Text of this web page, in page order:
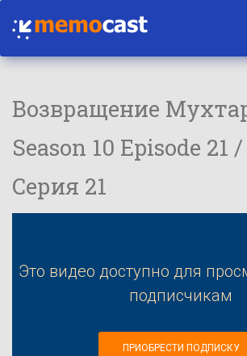
Возвращение
Season 10 Episode 21
Серия 21
Это видео доступно для
подписчикам
ПРИОБРЕСТИ ПОДПИСКУ